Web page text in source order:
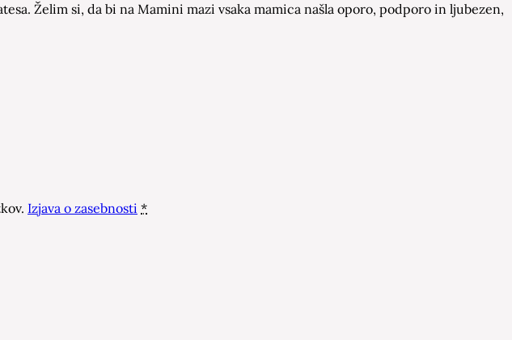
Želim si, da bi na Mamini mazi vsaka mamica našla oporo, podporo in ljubezen,
Izjava o zasebnosti *